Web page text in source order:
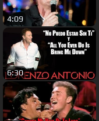
4:09
6:30